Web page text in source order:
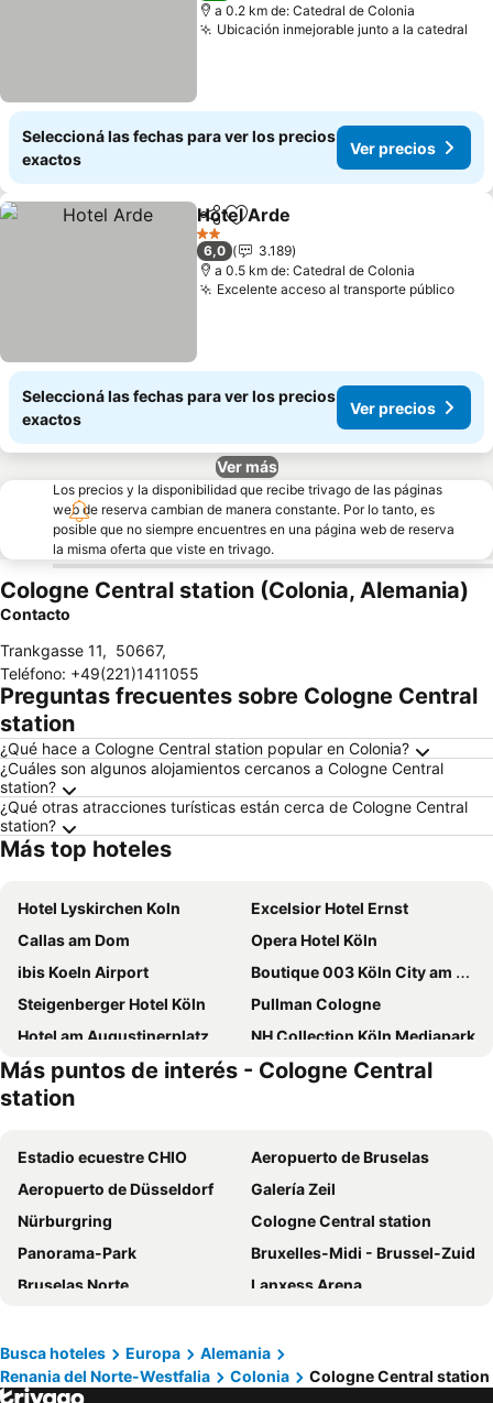
a 0.2 km de: Catedral de Colonia
Ubicación inmejorable junto a la catedral
Seleccioná las fechas para ver los precios
exactos
Ver precios
CompartirAñadir a favoritos
Hotel Arde
2 Estrellas
6,0
3.189
a 0.5 km de: Catedral de Colonia
Excelente acceso al transporte públicoVer
Seleccioná las fechas para ver los precios
exactos
Ver precios
Ver más
Los precios y la disponibilidad que recibe trivago de las páginas
web de reserva cambian de manera constante. Por lo tanto, es
posible que no siempre encuentres en una página web de reserva
la misma oferta que viste en trivago.
Cologne Central station (Colonia, Alemania)
Contacto
Trankgasse 11, 50667,
Teléfono: +49(221)1411055
Preguntas frecuentes sobre Cologne Central
station
¿Qué hace a Cologne Central station popular en Colonia?
¿Cuáles son algunos alojamientos cercanos a Cologne Central
station?
¿Qué otras atracciones turísticas están cerca de Cologne Central
station?
Más top hoteles
Hotel Lyskirchen Koln
Excelsior Hotel Ernst
Callas am Dom
Opera Hotel Köln
ibis Koeln Airport
Boutique 003 Köln City am Dom, Trademark Collection by Wyndham
Steigenberger Hotel Köln
Pullman Cologne
Hotel am Augustinerplatz
NH Collection Köln Mediapark
Hotel Leonet
Premier Inn Köln City Süd
Dorint Hotel am Heumarkt Köln
Eden Hotel Früh am Dom
Hotel Mondial am Dom Cologne MGallery
ibis Koeln Centrum
Novotel Koeln City
URBAN LOFT Cologne
Motel One Köln-Altstadt
Hilton Cologne
Hotel Domblick Garni
Garner Hotel Cologne East By Ihg
CityClass Hotel Alter Markt
B&B Hotel Köln-Airport
Hotel Casa Colonia
Más puntos de interés - Cologne Central
station
Estadio ecuestre CHIO
Aeropuerto de Bruselas
Aeropuerto de Düsseldorf
Galería Zeil
Nürburgring
Cologne Central station
Panorama-Park
Bruxelles-Midi - Brussel-Zuid
Bruselas Norte
Lanxess Arena
Feria de exposiciones de Colonia
Sankt Josef
ProWein
Düsseldorf Altstadt
Busca hoteles Europa
Alemania
Renania del Norte-Westfalia
Colonia Cologne Central station